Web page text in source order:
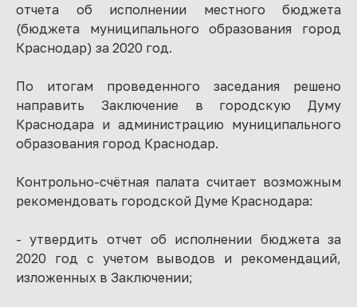
отчета об исполнении местного бюджета
(бюджета муниципального образования город
Краснодар) за 2020 год.
По итогам проведенного заседания решено
направить Заключение в городскую Думу
Краснодара и администрацию муниципального
образования город Краснодар.
Контрольно-счётная палата считает возможным
рекомендовать городской Думе Краснодара:
- утвердить отчет об исполнении бюджета за
2020 год с учетом выводов и рекомендаций,
изложенных в Заключении;